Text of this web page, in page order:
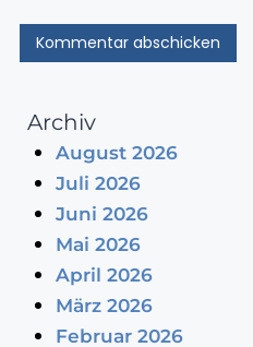
Archiv
August 2026
Juli 2026
Juni 2026
Mai 2026
April 2026
März 2026
Februar 2026